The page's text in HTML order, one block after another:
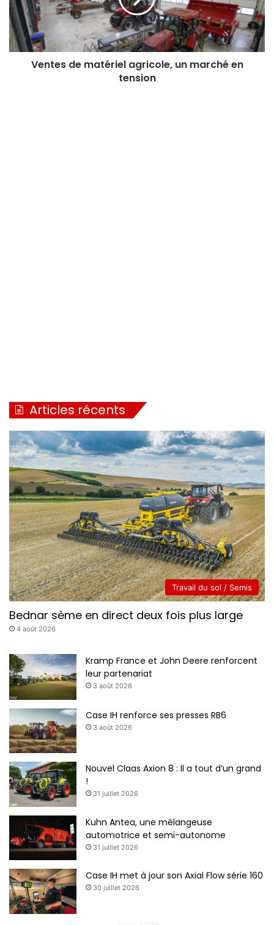
marché
en
tension
Ventes de matériel agricole, un marché en
tension
Articles récents
Travail du sol / Semis
Bednar sème en direct deux fois plus large
4 août 2026
Kramp France et John Deere renforcent
leur partenariat
3 août 2026
Case IH renforce ses presses RB6
3 août 2026
Nouvel Claas Axion 8 : Il a tout d’un grand
!
31 juillet 2026
Kuhn Antea, une mélangeuse
automotrice et semi-autonome
31 juillet 2026
Case IH met à jour son Axial Flow série 160
30 juillet 2026